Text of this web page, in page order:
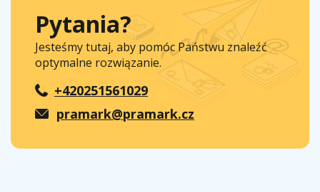
Pytania?
Jesteśmy tutaj, aby pomóc Państwu znaleźć
optymalne rozwiązanie.
+420251561029
pramark@pramark.cz